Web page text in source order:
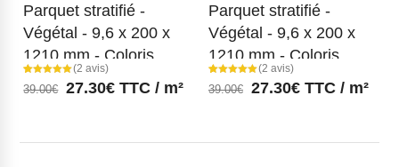
Parquet stratifié -
Végétal - 9,6 x 200 x
1210 mm - Coloris
Naturel
5.00
(2 avis)
39.00€ 27.30€ TTC / m²
Parquet stratifié -
Végétal - 9,6 x 200 x
1210 mm - Coloris
Chêne scandinave
5.00
(2 avis)
39.00€ 27.30€ TTC / m²